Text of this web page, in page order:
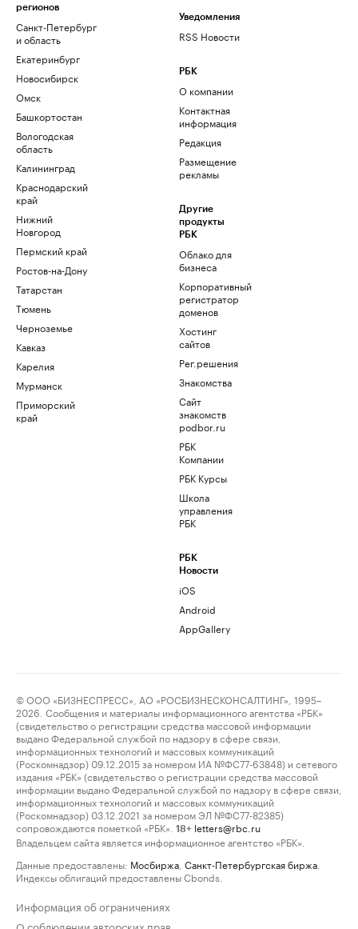
регионов
Санкт-Петербург
и область
Екатеринбург
Новосибирск
Омск
Башкортостан
Вологодская
область
Калининград
Краснодарский
край
Нижний
Новгород
Пермский край
Ростов-на-Дону
Татарстан
Тюмень
Черноземье
Кавказ
Карелия
Мурманск
Приморский
край
Уведомления
RSS Новости
РБК
О компании
Контактная
информация
Редакция
Размещение
рекламы
Другие
продукты
РБК
Облако для
бизнеса
Корпоративный
регистратор
доменов
Хостинг
сайтов
Рег.решения
Знакомства
Сайт
знакомств
podbor.ru
РБК
Компании
РБК Курсы
Школа
управления
РБК
РБК
Новости
iOS
Android
AppGallery
© ООО «БИЗНЕСПРЕСС», АО «РОСБИЗНЕСКОНСАЛТИНГ», 1995–
2026. Сообщения и материалы информационного агентства «РБК»
(свидетельство о регистрации средства массовой информации
выдано Федеральной службой по надзору в сфере связи,
информационных технологий и массовых коммуникаций
(Роскомнадзор) 09.12.2015 за номером ИА №ФС77-63848) и сетевого
издания «РБК» (свидетельство о регистрации средства массовой
информации выдано Федеральной службой по надзору в сфере связи,
информационных технологий и массовых коммуникаций
(Роскомнадзор) 03.12.2021 за номером ЭЛ №ФС77-82385)
сопровождаются пометкой «РБК».
18+ letters@rbc.ru
Владельцем сайта является информационное агентство «РБК».
Данные предоставлены: Мосбиржа Санкт-Петербургская биржа
Индексы облигаций предоставлены Cbonds.
Информация об ограничениях
О соблюдении авторских прав